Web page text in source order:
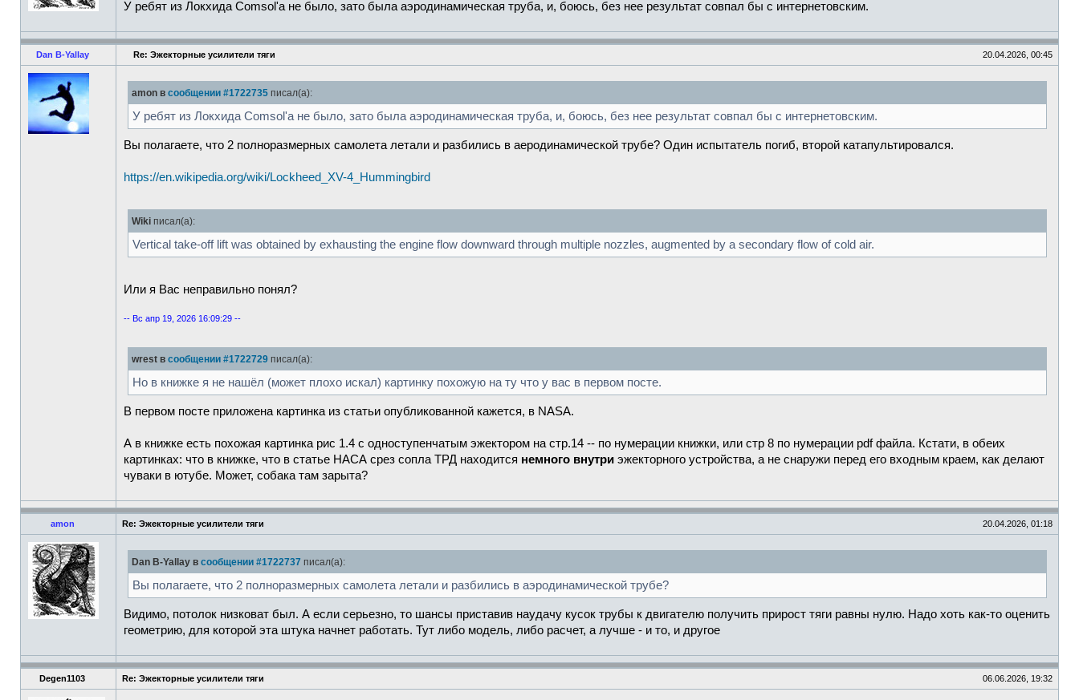
У ребят из Локхида Comsol'a не было, зато была аэродинамическая труба, и, боюсь, без нее результат совпал бы с интернетовским.
Dan B-Yallay Re: Эжекторные усилители тяги 20.04.2026, 00:45
amon в сообщении #1722735 писал(а):
У ребят из Локхида Comsol'a не было, зато была аэродинамическая труба, и, боюсь, без нее результат совпал бы с интернетовским.
Вы полагаете, что 2 полноразмерных самолета летали и разбились в аеродинамической трубе? Один испытатель погиб, второй катапультировался.
https://en.wikipedia.org/wiki/Lockheed_XV-4_Hummingbird
Wiki писал(а):
Vertical take-off lift was obtained by exhausting the engine flow downward through multiple nozzles, augmented by a secondary flow of cold air.
Или я Вас неправильно понял?
-- Вс апр 19, 2026 16:09:29 --
wrest в сообщении #1722729 писал(а):
Но в книжке я не нашёл (может плохо искал) картинку похожую на ту что у вас в первом посте.
В первом посте приложена картинка из статьи опубликованной кажется, в NASA.
А в книжке есть похожая картинка рис 1.4 с одноступенчатым эжектором на стр.14 -- по нумерации книжки, или стр 8 по нумерации pdf файла. Кстати, в обеих
картинках: что в книжке, что в статье НАСА срез сопла ТРД находится немного внутри эжекторного устройства, а не снаружи перед его входным краем, как делают
чуваки в ютубе. Может, собака там зарыта?
amon Re: Эжекторные усилители тяги 20.04.2026, 01:18
Dan B-Yallay в сообщении #1722737 писал(а):
Вы полагаете, что 2 полноразмерных самолета летали и разбились в аэродинамической трубе?
Видимо, потолок низковат был. А если серьезно, то шансы приставив наудачу кусок трубы к двигателю получить прирост тяги равны нулю. Надо хоть как-то оценить
геометрию, для которой эта штука начнет работать. Тут либо модель, либо расчет, а лучше - и то, и другое
Degen1103 Re: Эжекторные усилители тяги 06.06.2026, 19:32